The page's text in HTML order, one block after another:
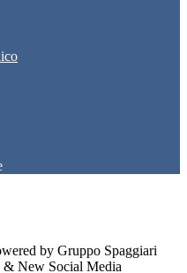
by Gruppo Spaggiari
& New Social Media